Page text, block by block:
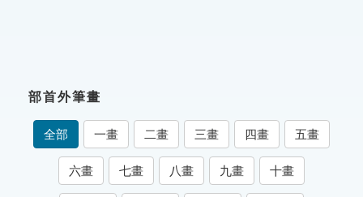
索引選單
知識索引
單字索引
部首外筆畫
全部 一畫 二畫 三畫 四畫 五畫
六畫 七畫 八畫 九畫 十畫